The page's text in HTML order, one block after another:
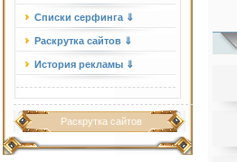
Списки серфинга ⇓
Раскрутка сайтов ⇓
История рекламы ⇓
Раскрутка сайтов